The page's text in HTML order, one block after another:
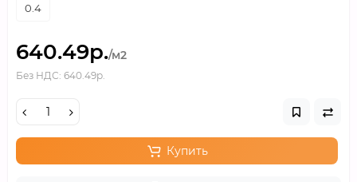
0.4
640.49р./м2
Без НДС: 640.49р.
Купить